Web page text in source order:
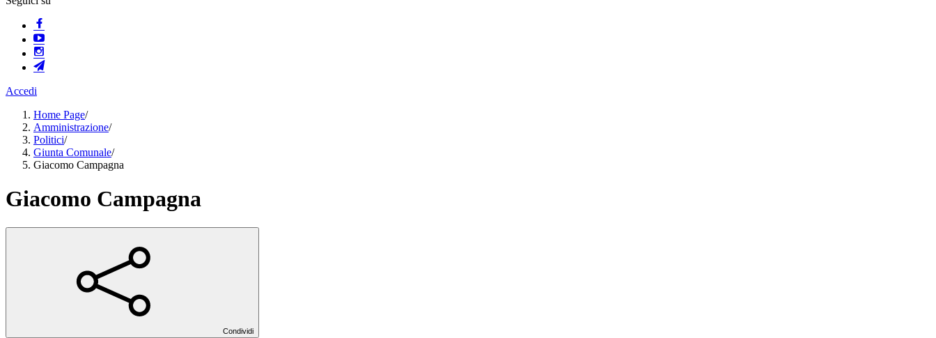
Accedi
Home Page/
Amministrazione/
Politici/
Giunta Comunale/
Giacomo Campagna
Giacomo Campagna
Condividi